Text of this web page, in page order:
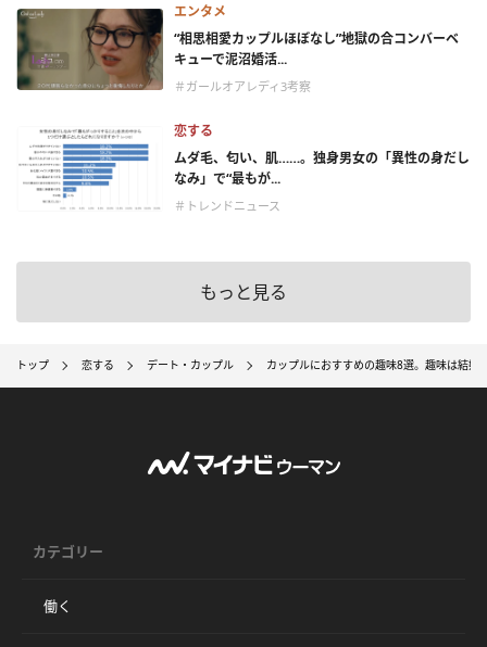
エンタメ
“相思相愛カップルほぼなし”地獄の合コンバーベ
キューで泥沼婚活...
＃ガールオアレディ3考察
恋する
ムダ毛、匂い、肌……。独身男女の「異性の身だし
なみ」で“最もが...
＃トレンドニュース
もっと見る
トップ 恋する デート・カップル カップルにおすすめの趣味8選。趣味は結
カテゴリー
働く